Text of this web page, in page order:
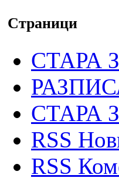
Страници
СТАРА
СТАРА
RSS
RSS